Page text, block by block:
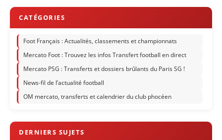
Foot Français : Actualités, classements et championnats
Mercato Foot : Trouvez les infos Transfert football en direct
Mercato PSG : Transferts et dossiers brûlants du Paris SG !
News-fil de l’actualité football
OM mercato, transferts et calendrier du club phocéen